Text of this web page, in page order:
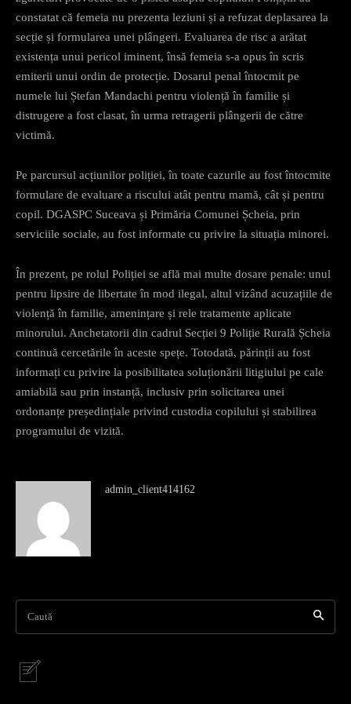
constatat că femeia nu prezenta leziuni și a refuzat deplasarea la
secție și formularea unei plângeri. Evaluarea de risc a arătat
existența unui pericol iminent, însă femeia s-a opus în scris
emiterii unui ordin de protecție. Dosarul penal întocmit pe
numele lui Ștefan Mandachi pentru violență în familie și
distrugere a fost clasat, în urma retragerii plângerii de către
victimă.
Pe parcursul acțiunilor poliției, în toate cazurile au fost întocmite
formulare de evaluare a riscului atât pentru mamă, cât și pentru
copil. DGASPC Suceava și Primăria Comunei Șcheia, prin
serviciile sociale, au fost informate cu privire la situația minorei.
În prezent, pe rolul Poliției se află mai multe dosare penale: unul
pentru lipsire de libertate în mod ilegal, altul vizând acuzațiile de
violență în familie, amenințare și rele tratamente aplicate
minorului. Anchetatorii din cadrul Secției 9 Poliție Rurală Șcheia
continuă cercetările în aceste spețe. Totodată, părinții au fost
informați cu privire la posibilitatea soluționării litigiului pe cale
amiabilă sau prin instanță, inclusiv prin solicitarea unei
ordonanțe președințiale privind custodia copilului și stabilirea
programului de vizită.
admin_client414162
Caută